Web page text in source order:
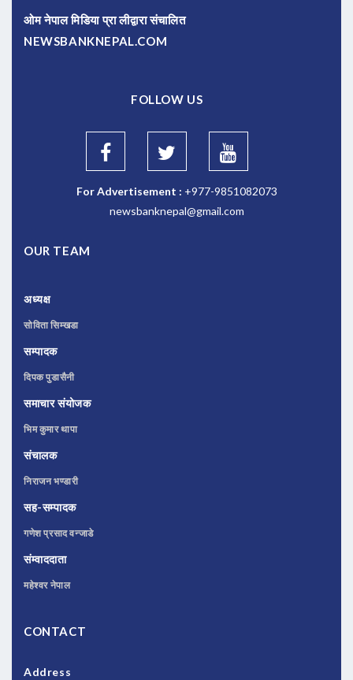
ओम नेपाल मिडिया प्रा लीद्वारा संचालित
NEWSBANKNEPAL.COM
FOLLOW US
For Advertisement : +977-9851082073
newsbanknepal@gmail.com
OUR TEAM
अध्यक्ष
सोविता सिम्खडा
सम्पादक
दिपक पुडासैनी
समाचार संयोजक
भिम कुमार थापा
संचालक
निराजन भण्डारी
सह-सम्पादक
गणेश प्रसाद वन्जाडे
संम्वाददाता
महेश्वर नेपाल
CONTACT
Address